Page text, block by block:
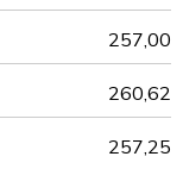
257,00
260,62
257,25